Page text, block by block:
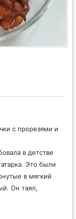
с прорезями и
в детстве
Это были
в мягкий
Он таял,